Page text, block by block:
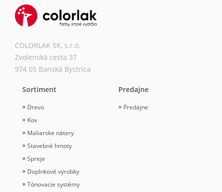
COLORLAK SK, s.r.o.
Zvolenská cesta 37
974 05 Banská Bystrica
Sortiment
Drevo
Kov
Maliarske nátery
Stavebné hmoty
Spreje
Doplnkové výrobky
Tónovacie systémy
Predajne
Predajne